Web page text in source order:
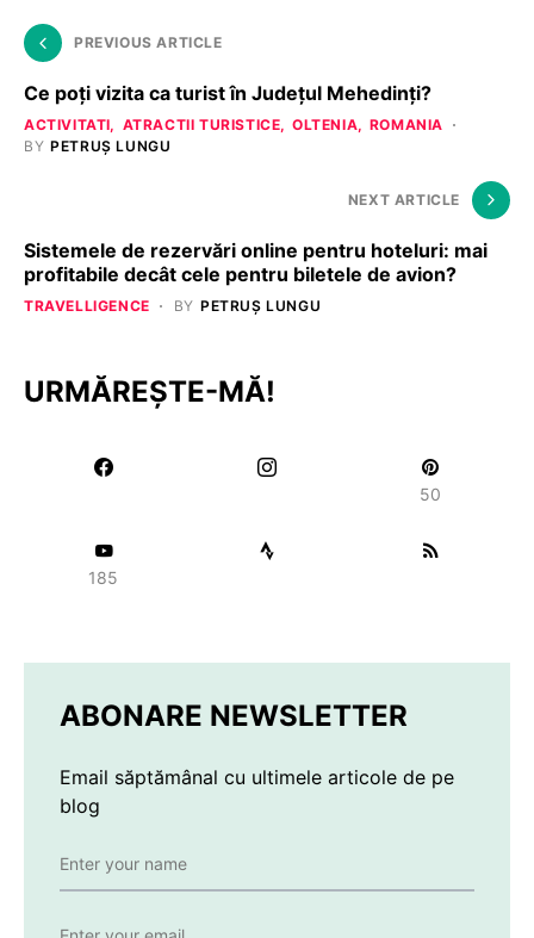
PREVIOUS ARTICLE
Ce poți vizita ca turist în Județul Mehedinți?
ACTIVITATI ATRACTII TURISTICE OLTENIA
ROMANIA
BY PETRUȘ LUNGU
NEXT ARTICLE
Sistemele de rezervări online pentru hoteluri: mai
profitabile decât cele pentru biletele de avion?
TRAVELLIGENCE BY PETRUȘ LUNGU
URMĂREȘTE-MĂ!
50
185
ABONARE NEWSLETTER
Email săptămânal cu ultimele articole de pe
blog